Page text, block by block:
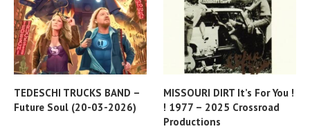
TEDESCHI TRUCKS BAND –
Future Soul (20-03-2026)
MISSOURI DIRT It’s For You !
! 1977 – 2025 Crossroad
Productions